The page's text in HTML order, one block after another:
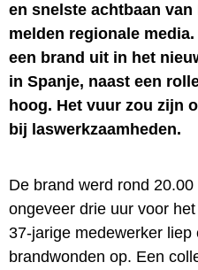
en snelste achtbaan
melden regionale
een brand uit in het
in Spanje, naast een
hoog. Het vuur zou zijn
bij laswerkzaamheden.
De brand werd rond
ongeveer drie uur voor
37-jarige medewerker liep
brandwonden op. Een